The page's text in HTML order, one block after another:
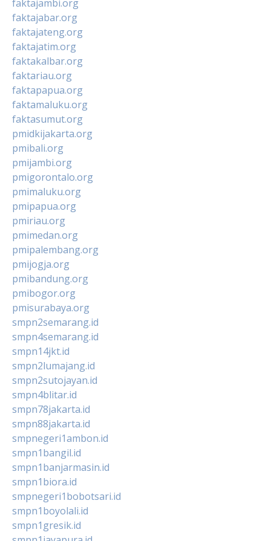
faktajambi.org
faktajabar.org
faktajateng.org
faktajatim.org
faktakalbar.org
faktariau.org
faktapapua.org
faktamaluku.org
faktasumut.org
pmidkijakarta.org
pmibali.org
pmijambi.org
pmigorontalo.org
pmimaluku.org
pmipapua.org
pmiriau.org
pmimedan.org
pmipalembang.org
pmijogja.org
pmibandung.org
pmibogor.org
pmisurabaya.org
smpn2semarang.id
smpn4semarang.id
smpn14jkt.id
smpn2lumajang.id
smpn2sutojayan.id
smpn4blitar.id
smpn78jakarta.id
smpn88jakarta.id
smpnegeri1ambon.id
smpn1bangil.id
smpn1banjarmasin.id
smpn1biora.id
smpnegeri1bobotsari.id
smpn1boyolali.id
smpn1gresik.id